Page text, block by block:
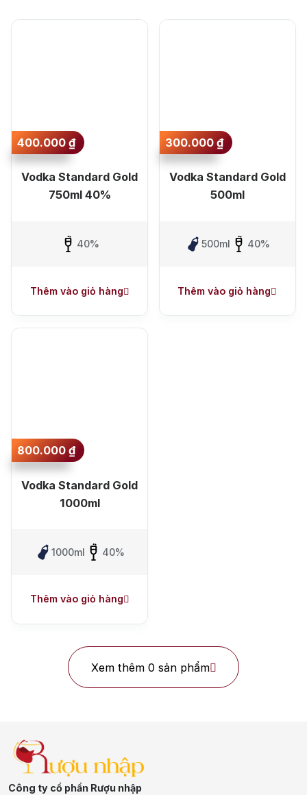
Rượu Vang Ý
Blended Scotch Whisky
Single Malt Scotch Whisky
Jack
nhất
Sắp xếp theo lâu
400.000₫
Vodka Standard Gold
750ml 40%
40%
Thêm vào giỏ hàng
300.000₫
Vodka Standard Gold
500ml
500ml 40%
Thêm vào giỏ hàng
800.000₫
Vodka Standard Gold
1000ml
1000ml 40%
Thêm vào giỏ hàng
Xem thêm 0 sản phẩm
Công ty cổ phần Rượu nhập